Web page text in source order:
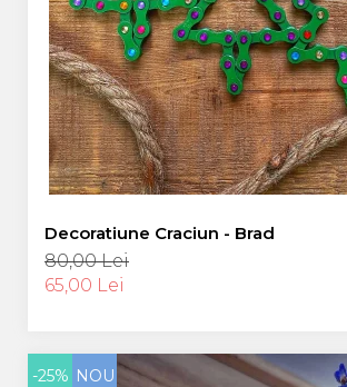
Decoratiune Craciun - Brad
80,00 Lei
65,00 Lei
-25% NOU